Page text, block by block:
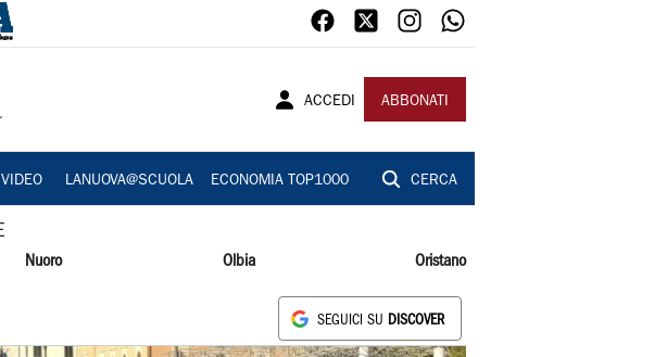
ACCEDI ABBONATI
VIDEO LANUOVA@SCUOLA ECONOMIA TOP1000 CERCA
Nuoro Olbia Oristano
SEGUICI SU DISCOVER